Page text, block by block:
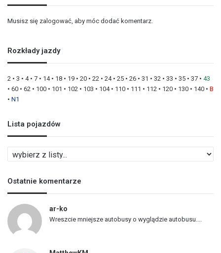
Musisz się zalogować, aby móc dodać komentarz.
Rozkłady jazdy
2 • 3 • 4• 7 • 14• 18 • 19 • 20 • 22 • 24• 25 • 26 • 31 • 32 • 33 • 35 • 37 • 43
• 60 • 62 • 100 • 101 • 102 • 103 • 104• 110 • 111 • 112 • 120 • 130 • 140 • B
• N1
Lista pojazdów
i
t
a
o
j
Ostatnie komentarze
ar-ko
Wreszcie mniejsze autobusy o wyglądzie autobusu....